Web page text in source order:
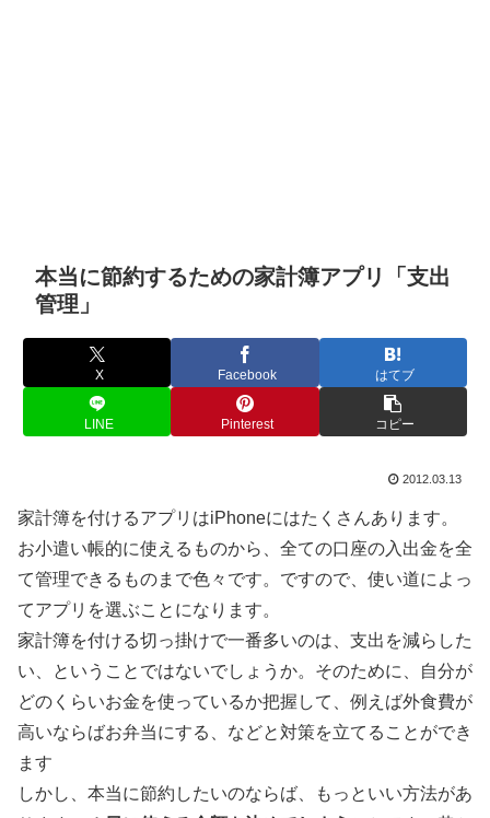
本当に節約するための家計簿アプリ「支出
管理」
X Facebook はてブ
LINE Pinterest コピー
2012.03.13
家計簿を付けるアプリはiPhoneにはたくさんあります。
お小遣い帳的に使えるものから、全ての口座の入出金を全
て管理できるものまで色々です。ですので、使い道によっ
てアプリを選ぶことになります。
家計簿を付ける切っ掛けで一番多いのは、支出を減らした
い、ということではないでしょうか。そのために、自分が
どのくらいお金を使っているか把握して、例えば外食費が
高いならばお弁当にする、などと対策を立てることができ
ます
しかし、本当に節約したいのならば、もっといい方法があ